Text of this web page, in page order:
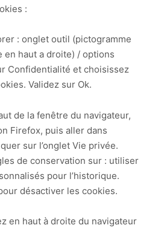
:
: onglet outil (pictogramme
en haut a droite) / options
Confidentialité et choisissez
Validez sur Ok.
de la fenêtre du navigateur,
Firefox, puis aller dans
sur l’onglet Vie privée.
de conservation sur : utiliser
pour l’historique.
désactiver les cookies.
en haut à droite du navigateur